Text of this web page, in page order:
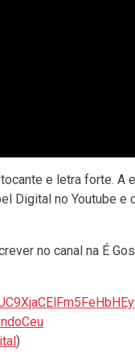
tocante e letra
Digital no Youtube
no canal na É
)